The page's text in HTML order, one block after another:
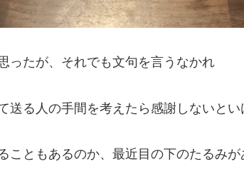
ったが、それでも文句を言うなかれ
送る人の手間を考えたら感謝しないとい
こともあるのか、最近目の下のたるみ